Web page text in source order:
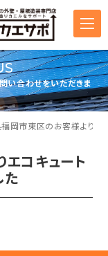
い合わせをいただきま
岡市東区のお客様よりエ
コキュート
た